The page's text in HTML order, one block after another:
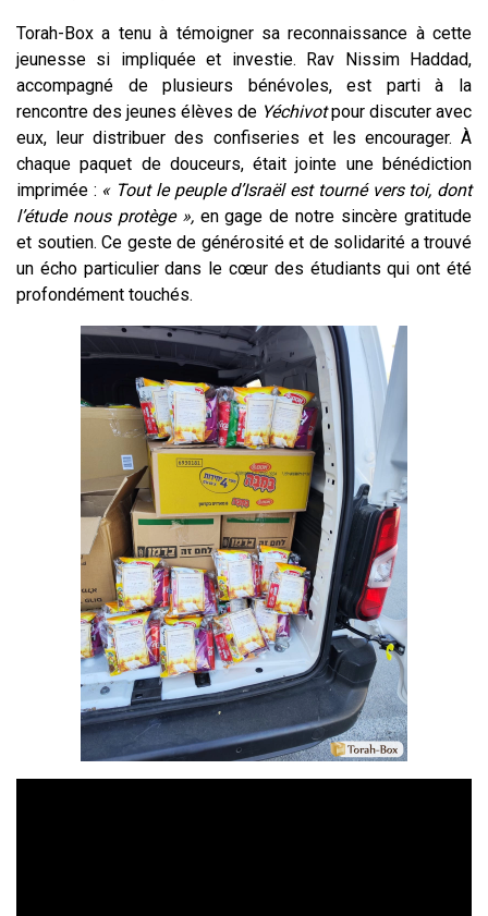
Torah-Box a tenu à témoigner sa reconnaissance à cette
jeunesse si impliquée et investie. Rav Nissim Haddad,
accompagné de plusieurs bénévoles, est parti à la
rencontre des jeunes élèves de Yéchivotpour discuter avec
eux, leur distribuer des confiseries et les encourager. À
chaque paquet de douceurs, était jointe une bénédiction
imprimée : « Tout le peuple d’Israël est tourné vers toi, dont
l’étude nous protège »,en gage de notre sincère gratitude
et soutien. Ce geste de générosité et de solidarité a trouvé
un écho particulier dans le cœur des étudiants qui ont été
profondément touchés.